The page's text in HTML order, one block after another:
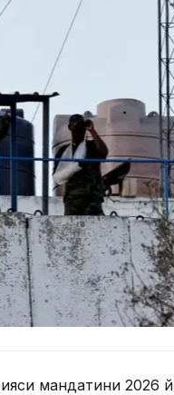
мандатини 2026